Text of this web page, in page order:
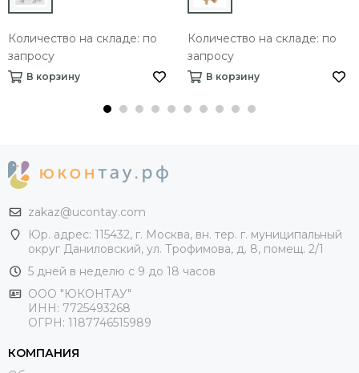
Количество на складе: по
запросу
В корзину
Количество на складе: по
запросу
В корзину
zakaz@ucontay.com
Юр. адрес: 115432, г. Москва, вн. тер. г. муниципальный
округ Даниловский, ул. Трофимова, д. 8, помещ. 2/1
5 дней в неделю с 9 до 18 часов
ООО "ЮКОНТАУ"
ИНН: 7725493268
ОГРН: 1187746515989
КОМПАНИЯ